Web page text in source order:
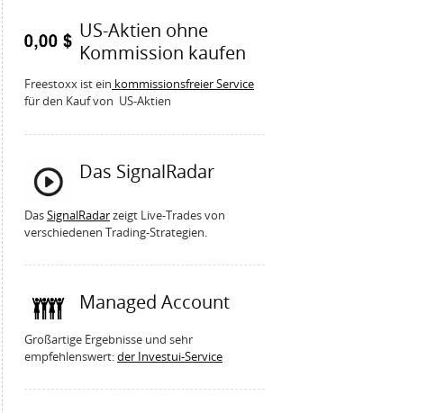
US-Aktien ohne
Kommission kaufen
Freestoxx ist ein kommissionsfreier Service
für den Kauf von US-Aktien
Das SignalRadar
DasSignalRadarzeigt Live-Trades von
verschiedenen Trading-Strategien.
Managed Account
Großartige Ergebnisse und sehr
empfehlenswert:der Investui-Service